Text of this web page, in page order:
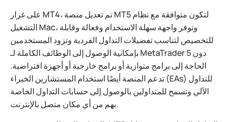
على غرار MT4، تم تعديل منصة MT5 لتكون متوافقة مع نظام
التشغيل Mac، وتوفر واجهة سهلة الاستخدام وفعالة وقابلة
للتخصيص لتناسب تفضيلات التداول الفردية وتزود المستخدمين
بإمكانية الوصول إلى الوظائف الكاملة لـ MetaTrader 5 دون
الحاجة إلى برامج متوازية أو برامج خارجية أو أجهزة افتراضية.
تدعم المنصة أيضًا استخدام المستشارين الخبراء (EAs) للتداول
الآلي وتسمح للمتداولين بالوصول إلى حسابات التداول الخاصة
بهم من أي مكان متصل بالإنترنت.